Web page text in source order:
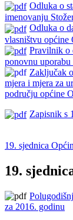
Odluka o
imenovanju
Odluka o
vlasništvu općine
Pravilnik o
ponovnu
Zaključak
mjera i mjera za
području općine
Zapisnik s
19. sjednica
19.
za 2016. godinu